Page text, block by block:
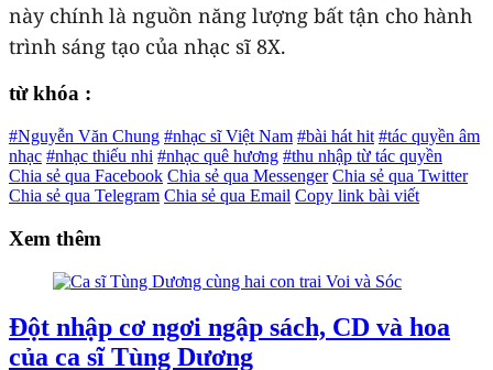
này chính là nguồn năng lượng bất tận cho hành
trình sáng tạo của nhạc sĩ 8X.
từ khóa :
#Nguyễn Văn Chung #nhạc sĩ Việt Nam #bài hát hit #tác quyền âm
nhạc #nhạc thiếu nhi #nhạc quê hương #thu nhập từ tác quyền
Chia sẻ qua Facebook Chia sẻ qua Messenger Chia sẻ qua Twitter
Chia sẻ qua Telegram Chia sẻ qua Email Copy link bài viết
Xem thêm
Đột nhập cơ ngơi ngập sách, CD và hoa
của ca sĩ Tùng Dương